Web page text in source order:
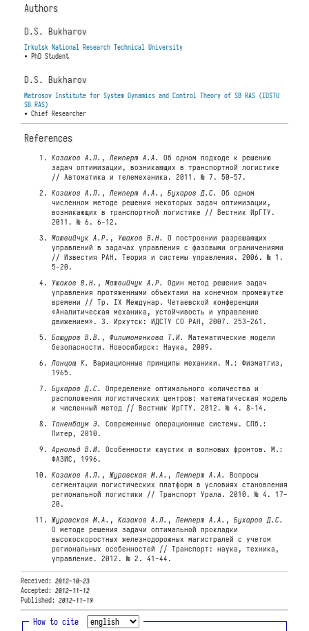
Authors
D.S. Bukharov
Irkutsk National Research Technical University
• PhD Student
D.S. Bukharov
Matrosov Institute for System Dynamics and Control Theory of SB RAS (IDSTU
SB RAS)
• Chief Researcher
References
Казаков А.Л. ,Лемперт А.А.
Об одном подходе к решению
задач оптимизации, возникающих в транспортной логистике
// Автоматика и телемеханика. 2011. № 7. 50-57.
Казаков А.Л. ,Лемперт А.А. ,Бухаров Д.С.
Об одном
численном методе решения некоторых задач оптимизации,
возникающих в транспортной логистике // Вестник ИрГТУ.
2011. № 6. 6-12.
Матвийчук А.Р. , Ушаков В.Н.
О построении разрешающих
управлений в задачах управления с фазовыми ограничениями
// Известия РАН. Теория и системы управления. 2006. № 1.
5-20.
Ушаков В.Н. ,Матвийчук А.Р.
Один метод решения задач
управления протяженными объектами на конечном промежутке
времени // Тр. IX Междунар. Четаевской конференции
«Аналитическая механика, устойчивость и управление
движением». 3. Иркутск: ИДСТУ СО РАН, 2007. 253-261.
Башуров В.В. ,Филимоненкова Т.И.
Математические модели
безопасности. Новосибирск: Наука, 2009.
Ланцош К.
Вариационные принципы механики. М.: Физматгиз,
1965.
Бухаров Д.С.
Определение оптимального количества и
расположения логистических центров: математическая модель
и численный метод // Вестник ИрГТУ. 2012. № 4. 8-14.
Таненбаум Э.
Современные операционные системы. СПб.:
Питер, 2010.
Арнольд В.И.
Особенности каустик и волновых фронтов. М.:
ФАЗИС, 1996.
Казаков А.Л. ,Журавская М.А. ,Лемперт А.А.
Вопросы
сегментации логистических платформ в условиях становления
региональной логистики // Транспорт Урала. 2010. № 4. 17-
20.
Журавская М.А. ,Казаков А.Л. ,Лемперт А.А. ,Бухаров Д.С.
О методе решения задачи оптимальной прокладки
высокоскоростных железнодорожных магистралей с учетом
региональных особенностей // Транспорт: наука, техника,
управление. 2012. № 2. 41-44.
Received:2012-10-23
Accepted:2012-11-12
Published:2012-11-19
How to cite